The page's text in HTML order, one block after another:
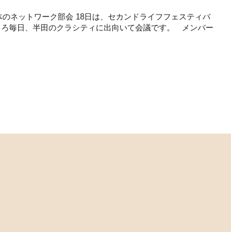
ネットワーク部会 18日は、セカンドライフフェスティバ
毎日、半田のクラシティに出向いて会議です。 メンバー